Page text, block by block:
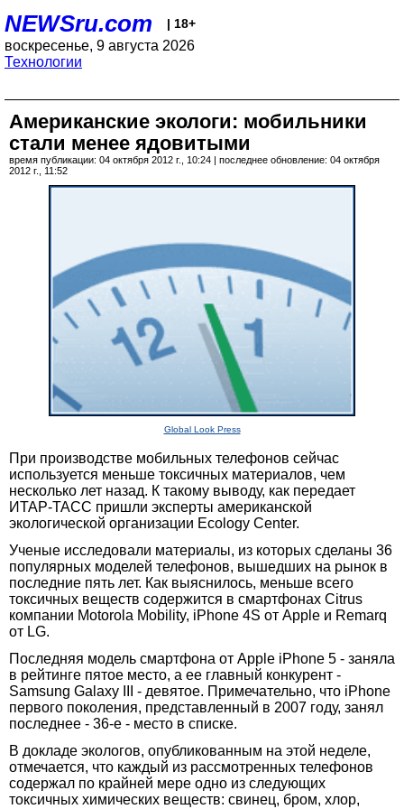
NEWSru.com | 18+
воскресенье, 9 августа 2026
Технологии
Американские экологи: мобильники
стали менее ядовитыми
время публикации: 04 октября 2012 г., 10:24 | последнее обновление: 04 октября
2012 г., 11:52
Global Look Press
При производстве мобильных телефонов сейчас
используется меньше токсичных материалов, чем
несколько лет назад. К такому выводу, как передает
ИТАР-ТАСС пришли эксперты американской
экологической организации Ecology Center.
Ученые исследовали материалы, из которых сделаны 36
популярных моделей телефонов, вышедших на рынок в
последние пять лет. Как выяснилось, меньше всего
токсичных веществ содержится в смартфонах Citrus
компании Motorola Mobility, iPhone 4S от Apple и Remarq
от LG.
Последняя модель смартфона от Apple iPhone 5 - заняла
в рейтинге пятое место, а ее главный конкурент -
Samsung Galaxy III - девятое. Примечательно, что iPhone
первого поколения, представленный в 2007 году, занял
последнее - 36-е - место в списке.
В докладе экологов, опубликованным на этой неделе,
отмечается, что каждый из рассмотренных телефонов
содержал по крайней мере одно из следующих
токсичных химических веществ: свинец, бром, хлор,